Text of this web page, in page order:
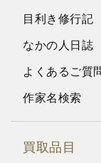
目利き修行記
なかの人日誌
よくあるご質
作家名検索
買取品目